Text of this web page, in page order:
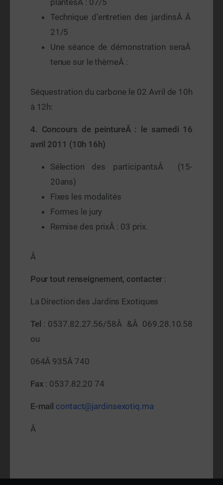
plantesÂ : 07/5
Technique d’entretien des jardinsÂ Â
21/5
Une séance de démonstration seraÂ
tenue sur le thèmeÂ :
Séquestration du carbone le 02 Avril de 10h
à 12h:
4. Concours de peintureÂ : le samedi 16
avril 2011 (10h 16h)
Sélection des participantsÂ (15-
20ans)
Fixes les modalités
Formes le jury
Remise des prixÂ : 03 prix.
Â
Pour tout renseignement, contacter :
La Direction des Jardins Exotiques
Tel : 0537.82.27.56/58Â &Â 069.28.10.58
ou
064Â 935Â 740
Fax : 0537.82.20 74
E-mail contact@jardinsexotiq.ma
Â